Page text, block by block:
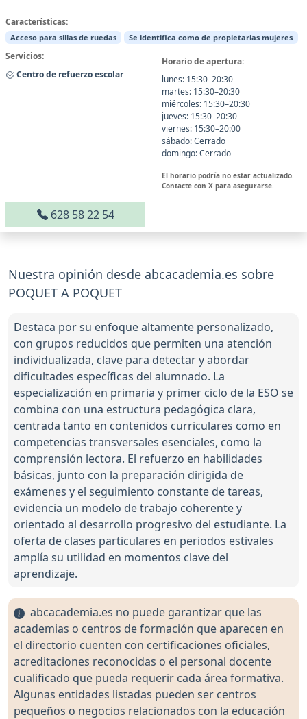
Características:
Acceso para sillas de ruedas Se identifica como de propietarias mujeres
Servicios:
Centro de refuerzo escolar
Horario de apertura:
lunes: 15:30–20:30
martes: 15:30–20:30
miércoles: 15:30–20:30
jueves: 15:30–20:30
viernes: 15:30–20:00
sábado: Cerrado
domingo: Cerrado
El horario podría no estar actualizado.
Contacte con X para asegurarse.
628 58 22 54
Nuestra opinión desde abcacademia.es sobre
POQUET A POQUET
Destaca por su enfoque altamente personalizado,
con grupos reducidos que permiten una atención
individualizada, clave para detectar y abordar
dificultades específicas del alumnado. La
especialización en primaria y primer ciclo de la ESO se
combina con una estructura pedagógica clara,
centrada tanto en contenidos curriculares como en
competencias transversales esenciales, como la
comprensión lectora. El refuerzo en habilidades
básicas, junto con la preparación dirigida de
exámenes y el seguimiento constante de tareas,
evidencia un modelo de trabajo coherente y
orientado al desarrollo progresivo del estudiante. La
oferta de clases particulares en periodos estivales
amplía su utilidad en momentos clave del
aprendizaje.
abcacademia.es no puede garantizar que las
academias o centros de formación que aparecen en
el directorio cuenten con certificaciones oficiales,
acreditaciones reconocidas o el personal docente
cualificado que pueda requerir cada área formativa.
Algunas entidades listadas pueden ser centros
pequeños o negocios relacionados con la educación